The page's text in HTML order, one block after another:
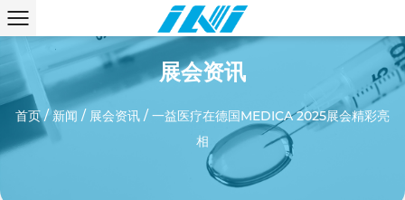
展会资讯
首页/ 新闻 / 展会资讯 / 一益医疗在德国MEDICA 2025展会精彩亮
相